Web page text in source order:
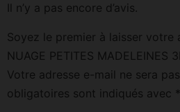
Il n’y a pas encore d’avis.
Soyez le premier à laisser votre
NUAGE PETITES MADELEINES
Votre adresse e-mail ne sera
obligatoires sont indiqués avec *